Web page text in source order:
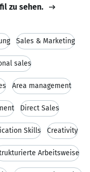
zu sehen.
Sales & Marketing
sales
Area management
Direct Sales
Skills Creativity
Arbeitsweise